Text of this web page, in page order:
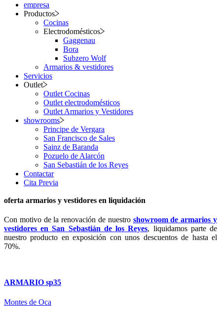
empresa
Productos
Cocinas
Electrodomésticos
Gaggenau
Bora
Subzero Wolf
Armarios & vestidores
Servicios
Outlet
Outlet Cocinas
Outlet electrodomésticos
Outlet Armarios y Vestidores
showrooms
Principe de Vergara
San Francisco de Sales
Sainz de Baranda
Pozuelo de Alarcón
San Sebastián de los Reyes
Contactar
Cita Previa
oferta armarios y vestidores en liquidación
Con motivo de la renovación de nuestro showroom de armarios y
vestidores en San Sebastián de los Reyes, liquidamos parte de
nuestro producto en exposición con unos descuentos de hasta el
70%.
ARMARIO sp35
Montes de Oca